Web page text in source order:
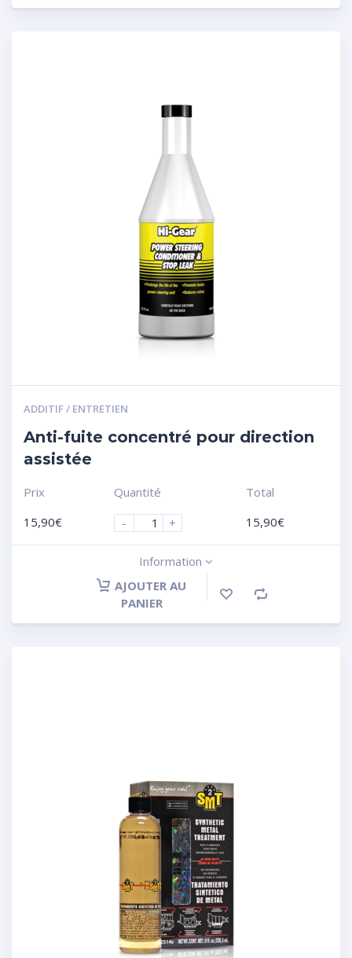
ADDITIF / ENTRETIEN
Anti-fuite concentré pour direction
assistée
Prix
15,90€
Quantité
-
+
Total
15,90€
Information
AJOUTER AU
PANIER